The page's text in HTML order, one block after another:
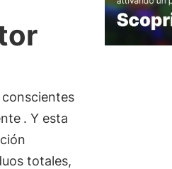
. Y esta
totales,